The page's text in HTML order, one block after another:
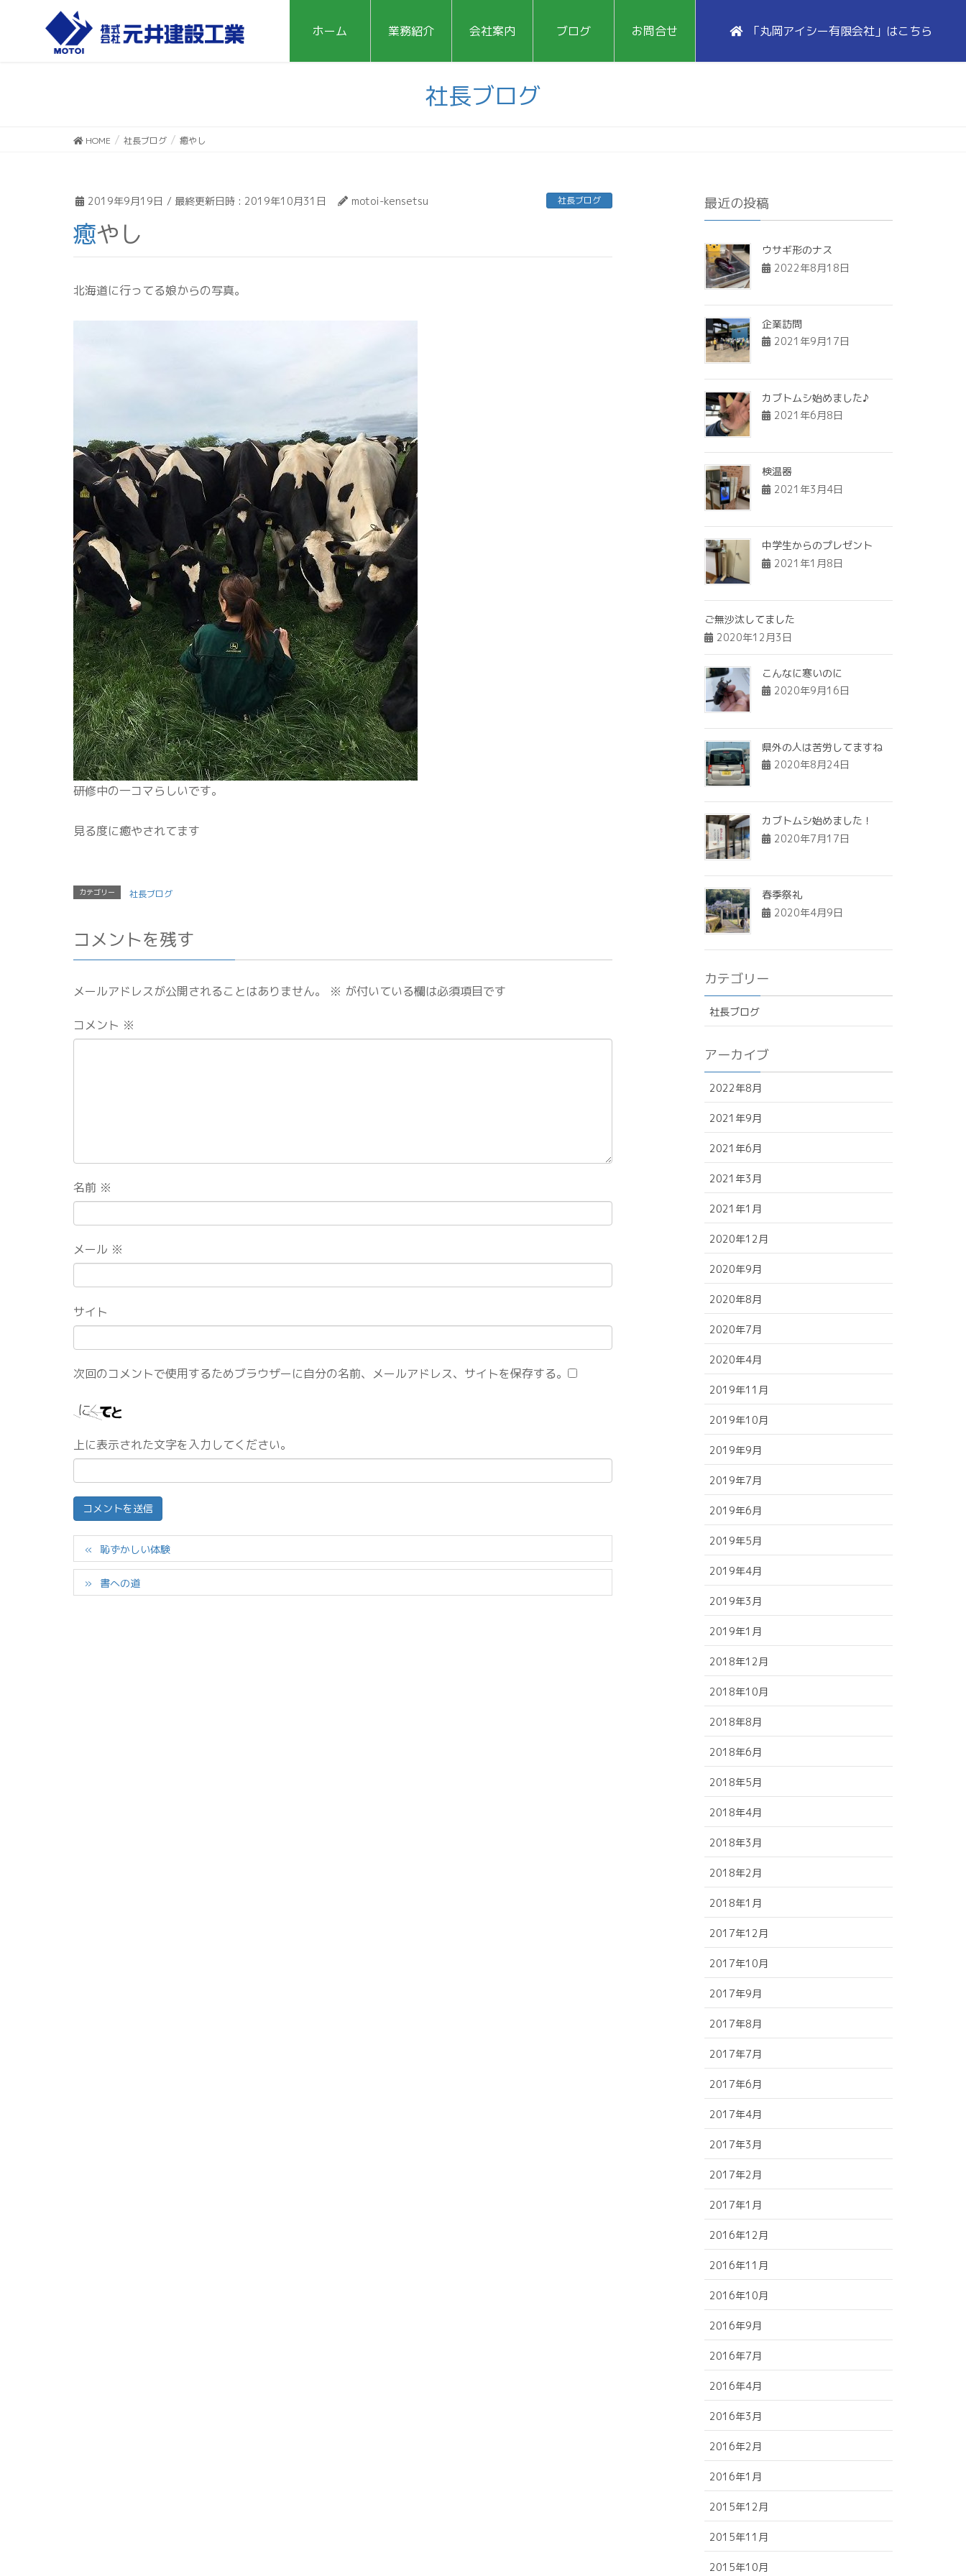
ホーム 業務紹介 会社案内 ブログ お問合せ 「丸岡アイシー有限会社」はこちら
社長ブログ
HOME 社長ブログ 癒やし
2019年9月19日 / 最終更新日時 : 2019年10月31日 motoi-kensetsu 社長ブログ
癒やし
北海道に行ってる娘からの写真。
研修中の一コマらしいです。
見る度に癒やされてます
カテゴリー 社長ブログ
コメントを残す
メールアドレスが公開されることはありません。 ※ が付いている欄は必須項目です
コメント ※
名前 ※
メール ※
サイト
次回のコメントで使用するためブラウザーに自分の名前、メールアドレス、サイトを保存する。
上に表示された文字を入力してください。
恥ずかしい体験
書への道
最近の投稿
ウサギ形のナス
2022年8月18日
企業訪問
2021年9月17日
カブトムシ始めました♪
2021年6月8日
検温器
2021年3月4日
中学生からのプレゼント
2021年1月8日
ご無沙汰してました
2020年12月3日
こんなに寒いのに
2020年9月16日
県外の人は苦労してますね
2020年8月24日
カブトムシ始めました！
2020年7月17日
春季祭礼
2020年4月9日
カテゴリー
社長ブログ
アーカイブ
2022年8月
2021年9月
2021年6月
2021年3月
2021年1月
2020年12月
2020年9月
2020年8月
2020年7月
2020年4月
2019年11月
2019年10月
2019年9月
2019年7月
2019年6月
2019年5月
2019年4月
2019年3月
2019年1月
2018年12月
2018年10月
2018年8月
2018年6月
2018年5月
2018年4月
2018年3月
2018年2月
2018年1月
2017年12月
2017年10月
2017年9月
2017年8月
2017年7月
2017年6月
2017年4月
2017年3月
2017年2月
2017年1月
2016年12月
2016年11月
2016年10月
2016年9月
2016年7月
2016年4月
2016年3月
2016年2月
2016年1月
2015年12月
2015年11月
2015年10月